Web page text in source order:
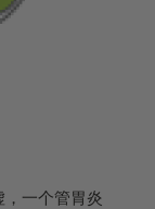
，一个管胃炎